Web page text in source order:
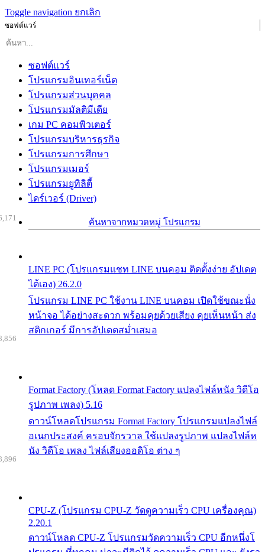
Toggle navigation ยกเลิก
ซอฟต์แวร์
ซอฟต์แวร์
โปรแกรมอินเทอร์เน็ต
โปรแกรมส่วนบุคคล
โปรแกรมมัลติมีเดีย
เกม PC คอมพิวเตอร์
โปรแกรมบริหารธุรกิจ
โปรแกรมการศึกษา
โปรแกรมเมอร์
โปรแกรมยูทิลิตี้
ไดร์เวอร์ (Driver)
ค้นหาจากหมวดหมู่ โปรแกรม
LINE PC (โปรแกรมแชท LINE บนคอม ติดตั้งง่าย อัปเดต
ได้เอง) 26.2.0
โปรแกรม LINE PC ใช้งาน LINE บนคอม เปิดใช้ขณะนั่ง
หน้าจอ ได้อย่างสะดวก พร้อมคุยด้วยเสียง คุยเห็นหน้า ส่ง
สติกเกอร์ มีการอัปเดตสม่ำเสมอ
Format Factory (โหลด Format Factory แปลงไฟล์หนัง วิดีโอ
รูปภาพ เพลง) 5.16
ดาวน์โหลดโปรแกรม Format Factory โปรแกรมแปลงไฟล์
อเนกประสงค์ ครอบจักรวาล ใช้แปลงรูปภาพ แปลงไฟล์ห
นัง วิดีโอ เพลง ไฟล์เสียงออดิโอ ต่าง ๆ
CPU-Z (โปรแกรม CPU-Z วัดดูความเร็ว CPU เครื่องคุณ)
2.20.1
ดาวน์โหลด CPU-Z โปรแกรมวัดความเร็ว CPU อีกหนึ่งโ